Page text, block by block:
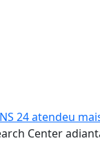
24 atendeu
Center